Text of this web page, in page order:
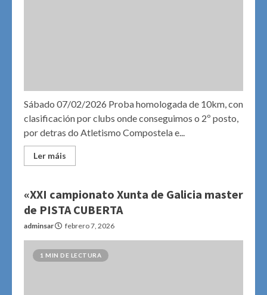
Sábado 07/02/2026 Proba homologada de 10km, con
clasificación por clubs onde conseguimos o 2º posto,
por detras do Atletismo Compostela e...
Ler máis
«XXI campionato Xunta de Galicia master
de PISTA CUBERTA
adminsar febrero 7, 2026
1 MIN DE LECTURA